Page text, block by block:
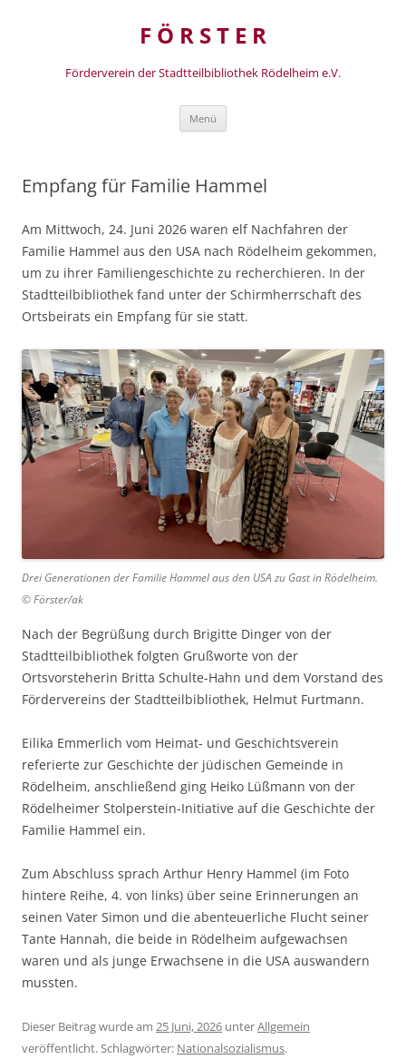
F Ö R S T E R
Förderverein der Stadtteilbibliothek Rödelheim e.V.
Menü
Empfang für Familie Hammel
Am Mittwoch, 24. Juni 2026 waren elf Nachfahren der
Familie Hammel aus den USA nach Rödelheim gekommen,
um zu ihrer Familiengeschichte zu recherchieren. In der
Stadtteilbibliothek fand unter der Schirmherrschaft des
Ortsbeirats ein Empfang für sie statt.
Drei Generationen der Familie Hammel aus den USA zu Gast in Rödelheim.
© Förster/ak
Nach der Begrüßung durch Brigitte Dinger von der
Stadtteilbibliothek folgten Grußworte von der
Ortsvorsteherin Britta Schulte-Hahn und dem Vorstand des
Fördervereins der Stadtteilbibliothek, Helmut Furtmann.
Eilika Emmerlich vom Heimat- und Geschichtsverein
referierte zur Geschichte der jüdischen Gemeinde in
Rödelheim, anschließend ging Heiko Lüßmann von der
Rödelheimer Stolperstein-Initiative auf die Geschichte der
Familie Hammel ein.
Zum Abschluss sprach Arthur Henry Hammel (im Foto
hintere Reihe, 4. von links) über seine Erinnerungen an
seinen Vater Simon und die abenteuerliche Flucht seiner
Tante Hannah, die beide in Rödelheim aufgewachsen
waren und als junge Erwachsene in die USA auswandern
mussten.
Dieser Beitrag wurde am 25 Juni, 2026 unterAllgemein
veröffentlicht. Schlagwörter: Nationalsozialismus.